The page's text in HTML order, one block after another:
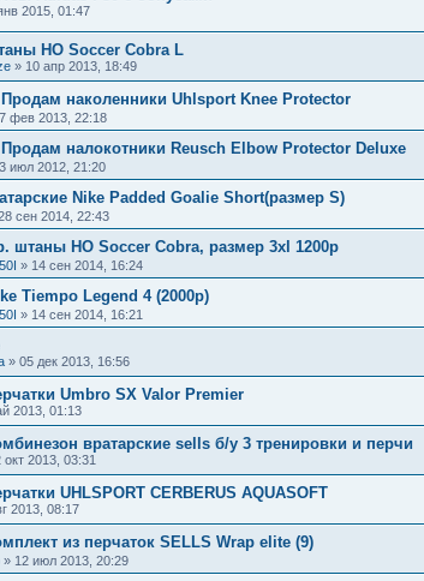
2015, 01:47
HO Soccer Cobra L
» 10 апр 2013, 18:49
наколенники Uhlsport Knee Protector
фев 2013, 22:18
налокотники Reusch Elbow Protector Deluxe
июл 2012, 21:20
Nike Padded Goalie Short(размер S)
сен 2014, 22:43
штаны HO Soccer Cobra, размер 3xl 1200р
» 14 сен 2014, 16:24
Tiempo Legend 4 (2000р)
» 14 сен 2014, 16:21
» 05 дек 2013, 16:56
Umbro SX Valor Premier
2013, 01:13
вратарские sells б/у 3 тренировки и перчи
окт 2013, 03:31
UHLSPORT CERBERUS AQUASOFT
2013, 08:17
из перчаток SELLS Wrap elite (9)
» 12 июл 2013, 20:29